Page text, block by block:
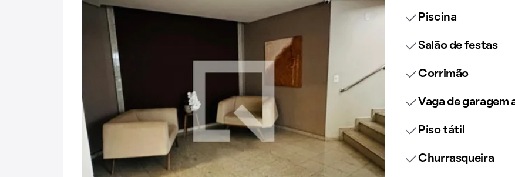
Piscina
Salão de festas
Corrimão
Vaga de garagem
Piso tátil
Churrasqueira